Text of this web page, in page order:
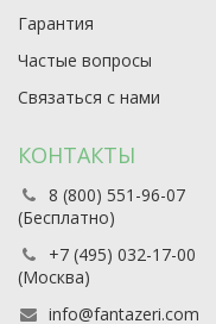
Гарантия
Частые вопросы
Связаться с нами
КОНТАКТЫ
8 (800) 551-96-07
(Бесплатно)
+7 (495) 032-17-00
(Москва)
info@fantazeri.com